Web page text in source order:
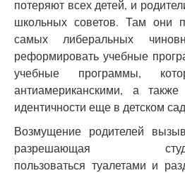
потеряют всех детей, и
школьных советов. Там они
самых либеральных
реформировать учебные
учебные программы,
антиамериканскими, а
идентичности еще в детском
Возмущение родителей
разрешающая
пользоваться туалетами и